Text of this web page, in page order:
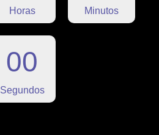
Horas Minutos
00
Segundos